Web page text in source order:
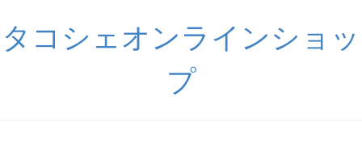
タコシェオンラインショッ
プ